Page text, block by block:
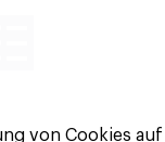
von Cookies auf